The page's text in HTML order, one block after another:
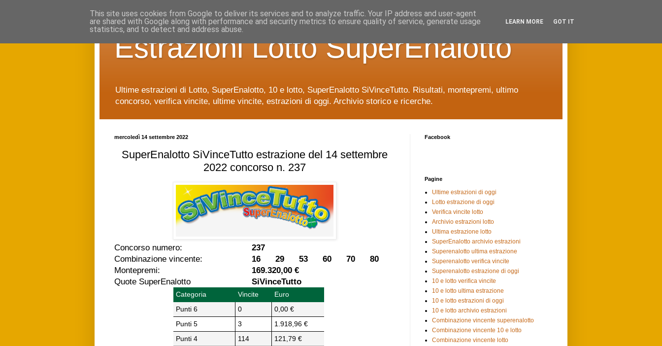
Estrazioni Lotto SuperEnalotto
Ultime estrazioni di Lotto, SuperEnalotto, 10 e lotto, SuperEnalotto SiVinceTutto. Risultati, montepremi, ultimo
concorso, verifica vincite, ultime vincite, estrazioni di oggi. Archivio storico e ricerche.
mercoledì 14 settembre 2022
SuperEnalotto SiVinceTutto estrazione del 14 settembre
2022 concorso n. 237
Concorso numero:
237
Combinazione vincente:
16 29 53 60 70 80
Montepremi:
169.320,00 €
Quote SuperEnalotto
SiVinceTutto
Categoria Vincite
Euro
Punti 6
0
0,00 €
Punti 5
3
1.918,96 €
Punti 4
114
121,79 €
Facebook
Pagine
Ultime estrazioni di oggi
Lotto estrazione di oggi
Verifica vincite lotto
Archivio estrazioni lotto
Ultima estrazione lotto
SuperEnalotto archivio estrazioni
Superenalotto ultima estrazione
Superenalotto verifica vincite
Superenalotto estrazione di oggi
10 e lotto verifica vincite
10 e lotto ultima estrazione
10 e lotto estrazioni di oggi
10 e lotto archivio estrazioni
Combinazione vincente superenalotto
Combinazione vincente 10 e lotto
Combinazione vincente lotto
This site uses cookies from Google to deliver its services and to analyze traffic. Your IP address and user-agent
are shared with Google along with performance and security metrics to ensure quality of service, generate usage
statistics, and to detect and address abuse.
LEARN MORE GOT IT